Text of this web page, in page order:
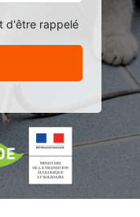
d'être rappelé